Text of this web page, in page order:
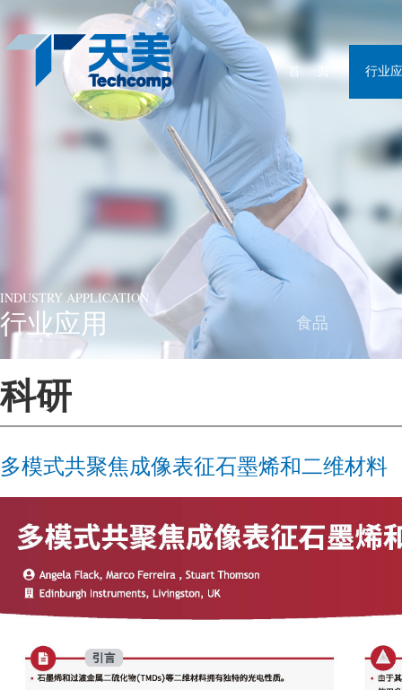
首 页 行业
INDUSTRY APPLICATION
行业应用 食品
科研
多模式共聚焦成像表征石墨烯和二维材料